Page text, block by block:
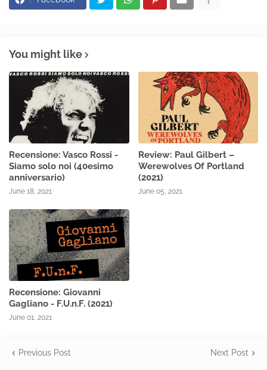
You might like
Recensione: Vasco Rossi -
Siamo solo noi (40esimo
anniversario)
June 18, 2021
Review: Paul Gilbert –
Werewolves Of Portland
(2021)
June 05, 2021
Recensione: Giovanni
Gagliano - F.U.n.F. (2021)
June 01, 2021
Previous Post Next Post